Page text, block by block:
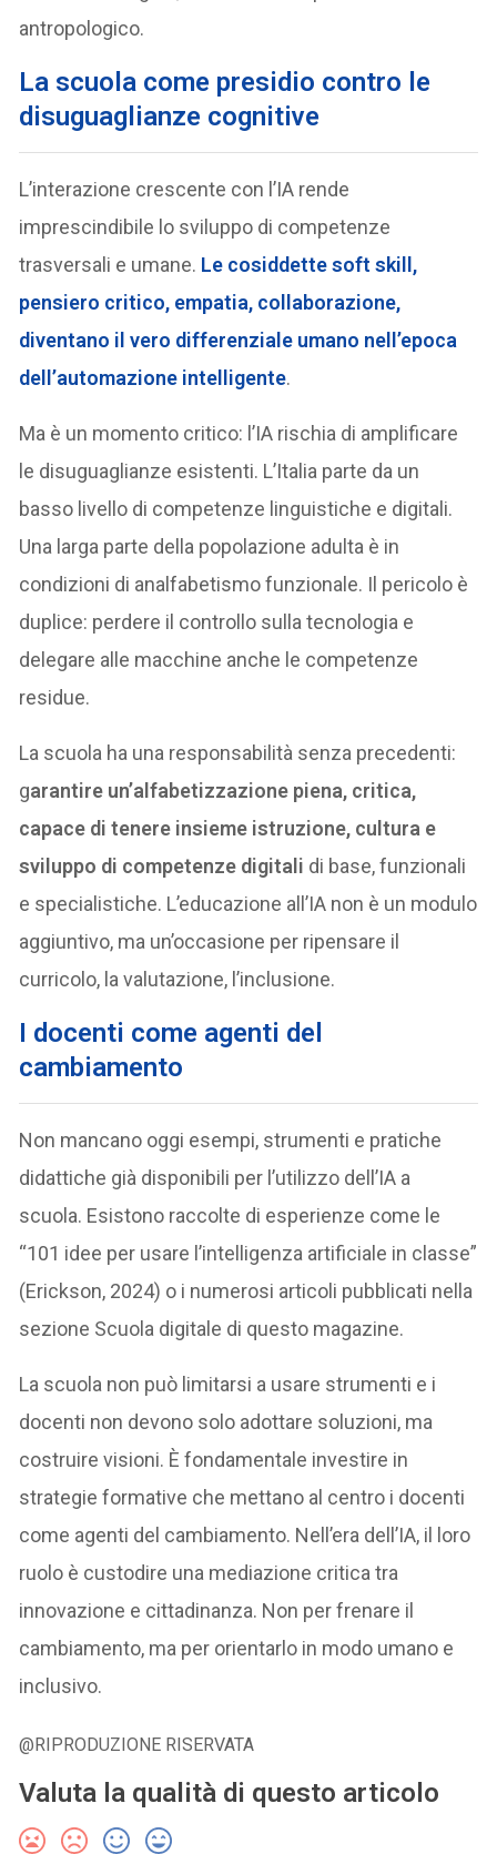
antropologico.
La scuola come presidio contro le
disuguaglianze cognitive
L’interazione crescente con l’IA rende
imprescindibile lo sviluppo di competenze
trasversali e umane. Le cosiddette soft skill,
pensiero critico, empatia, collaborazione,
diventano il vero differenziale umano nell’epoca
dell’automazione intelligente.
Ma è un momento critico: l’IA rischia di amplificare
le disuguaglianze esistenti. L’Italia parte da un
basso livello di competenze linguistiche e digitali.
Una larga parte della popolazione adulta è in
condizioni di analfabetismo funzionale. Il pericolo è
duplice: perdere il controllo sulla tecnologia e
delegare alle macchine anche le competenze
residue.
La scuola ha una responsabilità senza precedenti:
garantire un’alfabetizzazione piena, critica,
capace di tenere insieme istruzione, cultura e
sviluppo di competenze digitali di base, funzionali
e specialistiche. L’educazione all’IA non è un modulo
aggiuntivo, ma un’occasione per ripensare il
curricolo, la valutazione, l’inclusione.
I docenti come agenti del
cambiamento
Non mancano oggi esempi, strumenti e pratiche
didattiche già disponibili per l’utilizzo dell’IA a
scuola. Esistono raccolte di esperienze come le
“101 idee per usare l’intelligenza artificiale in classe”
(Erickson, 2024) o i numerosi articoli pubblicati nella
sezione Scuola digitale di questo magazine.
La scuola non può limitarsi a usare strumenti e i
docenti non devono solo adottare soluzioni, ma
costruire visioni. È fondamentale investire in
strategie formative che mettano al centro i docenti
come agenti del cambiamento. Nell’era dell’IA, il loro
ruolo è custodire una mediazione critica tra
innovazione e cittadinanza. Non per frenare il
cambiamento, ma per orientarlo in modo umano e
inclusivo.
@RIPRODUZIONE RISERVATA
Valuta la qualità di questo articolo